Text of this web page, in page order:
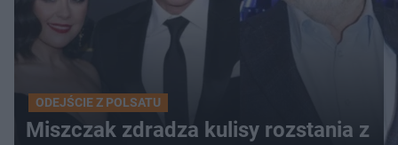
ODEJŚCIE Z POLSATU
Miszczak zdradza kulisy rozstania z